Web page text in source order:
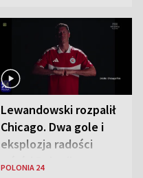
Lewandowski rozpalił
Chicago. Dwa gole i
eksplozja radości
wśród Polonii
POLONIA 24